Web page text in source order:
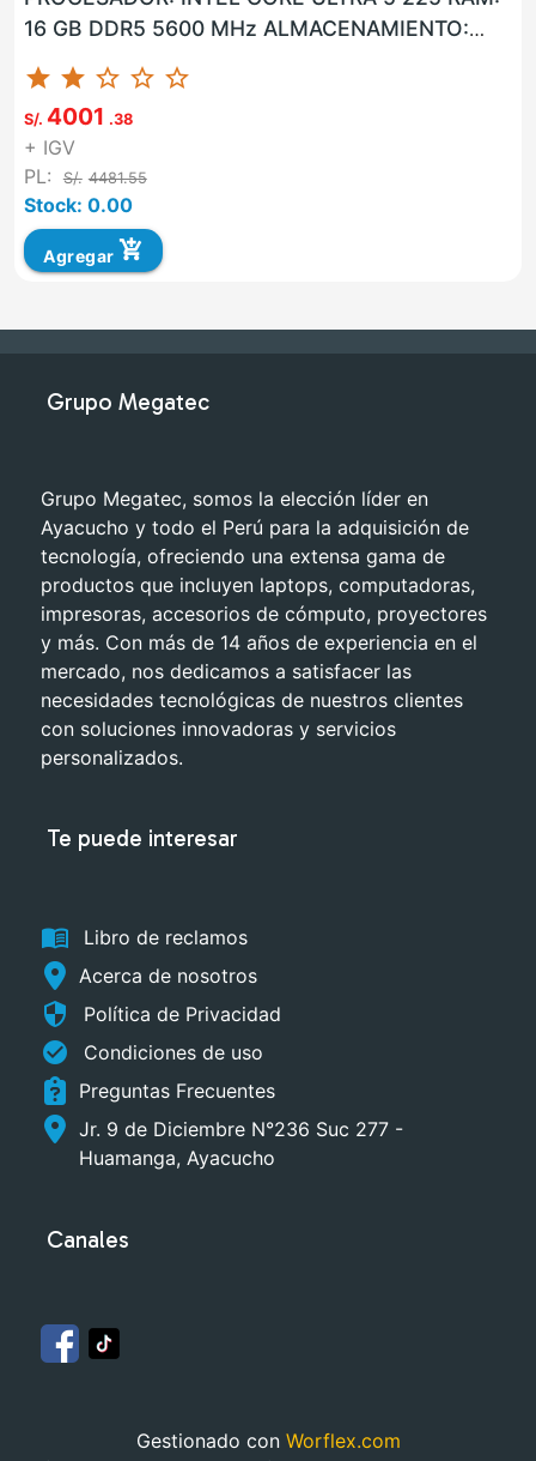
16 GB DDR5 5600 MHz ALMACENAMIENTO:
960 GB SSD LAN: SI WLAN: SI USB: SI VGA: NO
HD...
star star star_border star_border star_border
S/. 4001 .38
+ IGV
PL:
S/. 4481.55
Stock: 0.00
Agregar add_shopping_cart
Grupo Megatec
Grupo Megatec, somos la elección líder en
Ayacucho y todo el Perú para la adquisición de
tecnología, ofreciendo una extensa gama de
productos que incluyen laptops, computadoras,
impresoras, accesorios de cómputo, proyectores
y más. Con más de 14 años de experiencia en el
mercado, nos dedicamos a satisfacer las
necesidades tecnológicas de nuestros clientes
con soluciones innovadoras y servicios
personalizados.
Te puede interesar
menu_book
Libro de reclamos
Acerca de nosotros
security Política de Privacidad
check_circle
Condiciones de uso
Preguntas Frecuentes
Jr. 9 de Diciembre N°236 Suc 277 -
Huamanga, Ayacucho
Canales
Gestionado con Worflex.com